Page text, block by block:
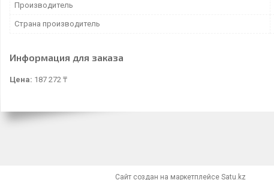
Производитель
Страна производитель
Информация для заказа
Цена: 187 272 ₸
Сайт создан на маркетплейсе Satu.kz